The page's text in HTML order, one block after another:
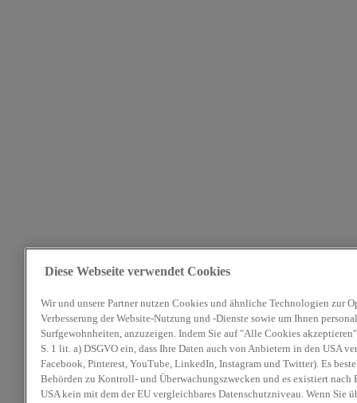
Diese Webseite verwendet Cookies
Wir und unsere Partner nutzen Cookies und ähnliche Technologien zur
Verbesserung der Website-Nutzung und -Dienste sowie um Ihnen
Surfgewohnheiten, anzuzeigen. Indem Sie auf "Alle Cookies
S. 1 lit. a) DSGVO ein, dass Ihre Daten auch von Anbietern in den USA
Facebook, Pinterest, YouTube, LinkedIn, Instagram und Twitter). Es
Behörden zu Kontroll- und Überwachungszwecken und es existiert nach
USA kein mit dem der EU vergleichbares Datenschutzniveau. Wenn Sie